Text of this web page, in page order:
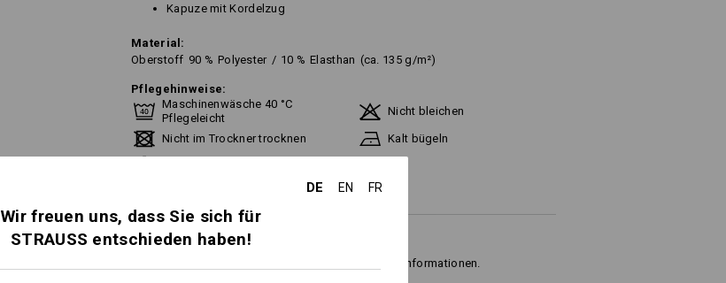
Kapuze mit Kordelzug
Material:
Oberstoff 90 % Polyester / 10 % Elasthan (ca. 135 g/m²)
Pflegehinweise:
Maschinenwäsche 40 °C
Pflegeleicht
Nicht bleichen
Nicht im Trockner trocknen
Kalt bügeln
Klicken Sie auf den Button "Datenblatt" für weitere Informationen.
DE EN FR
Wir freuen uns, dass Sie sich für
STRAUSS entschieden haben!